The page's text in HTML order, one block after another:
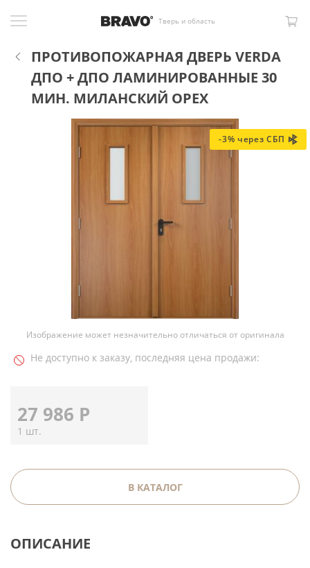
Тверь и область
ПРОТИВОПОЖАРНАЯ ДВЕРЬ VERDA
ДПО + ДПО ЛАМИНИРОВАННЫЕ 30
МИН. МИЛАНСКИЙ ОРЕХ
-3% через СБП
Изображение может незначительно отличаться от оригинала
Не доступно к заказу, последняя цена продажи:
27 986 Р
1 шт.
В КАТАЛОГ
ОПИСАНИЕ